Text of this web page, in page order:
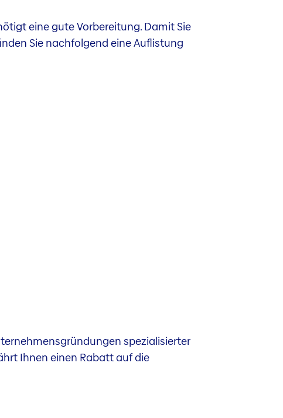
eine gute Vorbereitung. Damit Sie
Sie nachfolgend eine Auflistung
spezialisierter
Ihnen einen Rabatt auf die